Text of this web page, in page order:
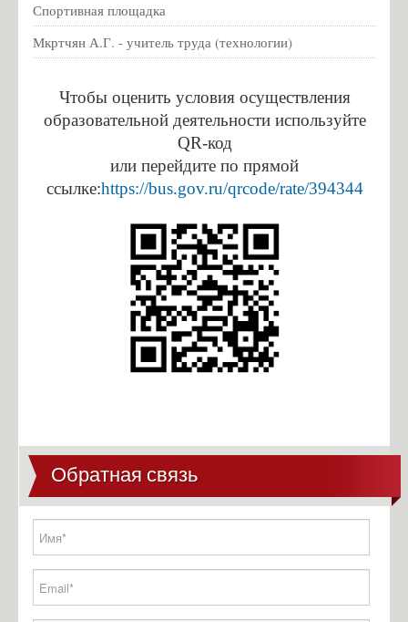
Спортивная площадка
Мкртчян А.Г. - учитель труда (технологии)
Чтобы оценить условия осуществления
образовательной деятельности используйте
QR-код
или перейдите по прямой
ссылке:https://bus.gov.ru/qrcode/rate/394344
Обратная связь